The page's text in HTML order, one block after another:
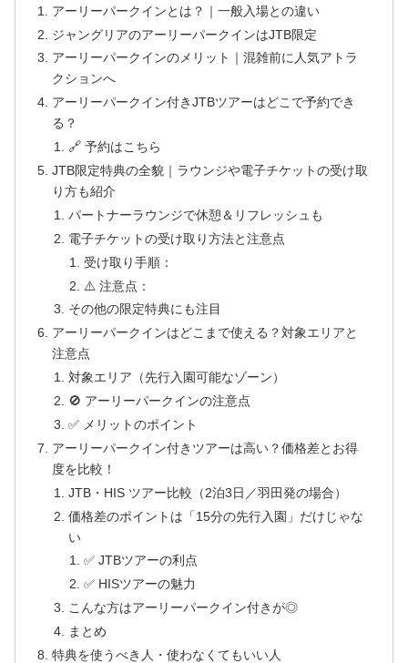
アーリーパークインとは？｜一般入場との違い
ジャングリアのアーリーパークインはJTB限定
アーリーパークインのメリット｜混雑前に人気アトラ
クションへ
アーリーパークイン付きJTBツアーはどこで予約でき
る？
🔗 予約はこちら
JTB限定特典の全貌｜ラウンジや電子チケットの受け取
り方も紹介
パートナーラウンジで休憩＆リフレッシュも
電子チケットの受け取り方法と注意点
受け取り手順：
⚠️ 注意点：
その他の限定特典にも注目
アーリーパークインはどこまで使える？対象エリアと
注意点
対象エリア（先行入園可能なゾーン）
🚫 アーリーパークインの注意点
✅ メリットのポイント
アーリーパークイン付きツアーは高い？価格差とお得
度を比較！
JTB・HIS ツアー比較（2泊3日／羽田発の場合）
価格差のポイントは「15分の先行入園」だけじゃな
い
✅ JTBツアーの利点
✅ HISツアーの魅力
こんな方はアーリーパークイン付きが◎
まとめ
特典を使うべき人・使わなくてもいい人